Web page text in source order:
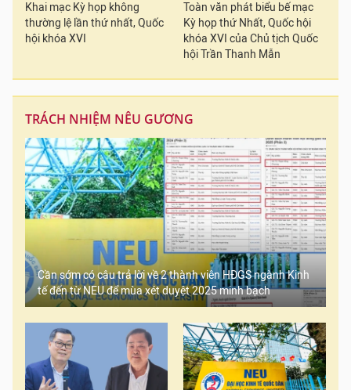
Khai mạc Kỳ họp không
thường lệ lần thứ nhất, Quốc
hội khóa XVI
Toàn văn phát biểu bế mạc
Kỳ họp thứ Nhất, Quốc hội
khóa XVI của Chủ tịch Quốc
hội Trần Thanh Mẫn
TRÁCH NHIỆM NÊU GƯƠNG
Cần sớm có câu trả lời về 2 thành viên HĐGS ngành Kinh
tế đến từ NEU để mùa xét duyệt 2025 minh bạch